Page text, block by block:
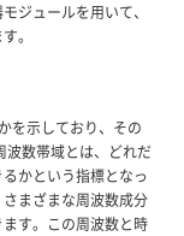
ジュールを用いて、
。
を示しており、その
波数帯域とは、どれだ
かという指標となっ
まざまな周波数成分
す。この周波数と時